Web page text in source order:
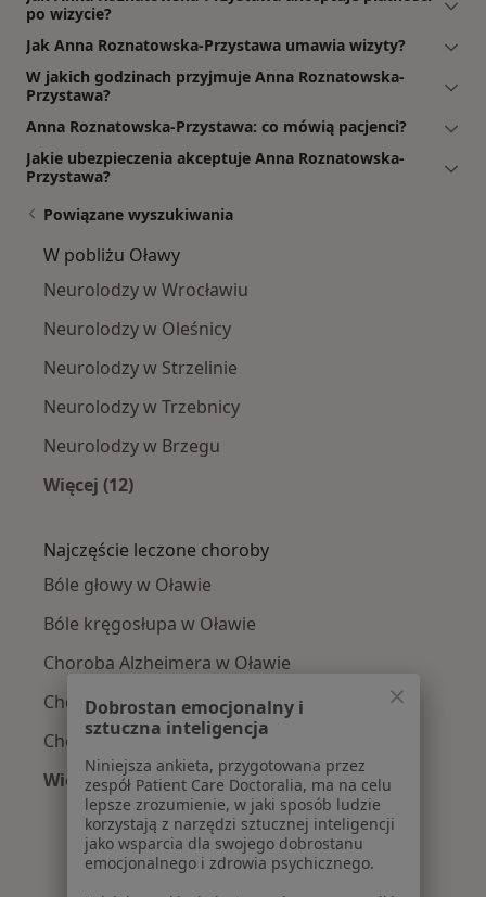
po wizycie?
Jak Anna Roznatowska-Przystawa umawia wizyty?
W jakich godzinach przyjmuje Anna Roznatowska-
Przystawa?
Anna Roznatowska-Przystawa: co mówią pacjenci?
Jakie ubezpieczenia akceptuje Anna Roznatowska-
Przystawa?
Powiązane wyszukiwania
W pobliżu Oławy
Neurolodzy w Wrocławiu
Neurolodzy w Oleśnicy
Neurolodzy w Strzelinie
Neurolodzy w Trzebnicy
Neurolodzy w Brzegu
Więcej (12)
Najczęście leczone choroby
Bóle głowy w Oławie
Bóle kręgosłupa w Oławie
Choroba Alzheimera w Oławie
Choroba Parkinsona w Oławie
Choroby neurologiczne w Oławie
Więcej (14)
Więcej w kategorii: Najczęście leczone
Dobrostan emocjonalny i
sztuczna inteligencja
Niniejsza ankieta, przygotowana przez
zespół Patient Care Doctoralia, ma na celu
lepsze zrozumienie, w jaki sposób ludzie
korzystają z narzędzi sztucznej inteligencji
jako wsparcia dla swojego dobrostanu
emocjonalnego i zdrowia psychicznego.